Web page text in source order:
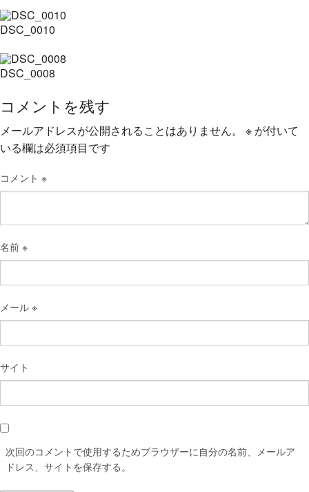
DSC_0010
DSC_0008
コメントを残す
メールアドレスが公開されることはありません。 ※ が付いて
いる欄は必須項目です
コメント ※
名前 ※
メール ※
サイト
次回のコメントで使用するためブラウザーに自分の名前、メールア
ドレス、サイトを保存する。